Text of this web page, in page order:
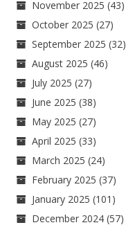
November 2025 (43)
October 2025 (27)
September 2025 (32)
August 2025 (46)
July 2025 (27)
June 2025 (38)
May 2025 (27)
April 2025 (33)
March 2025 (24)
February 2025 (37)
January 2025 (101)
December 2024 (57)